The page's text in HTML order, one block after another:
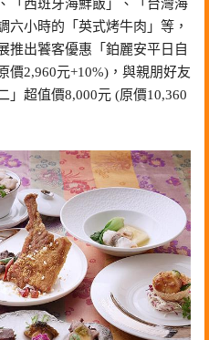
「西班牙海鮮飯」、「台灣海
六小時的「英式烤牛肉」等，
推出饕客優惠「鉑麗安平日自
價2,960元+10%)，與親朋好友
」超值價8,000元 (原價10,360